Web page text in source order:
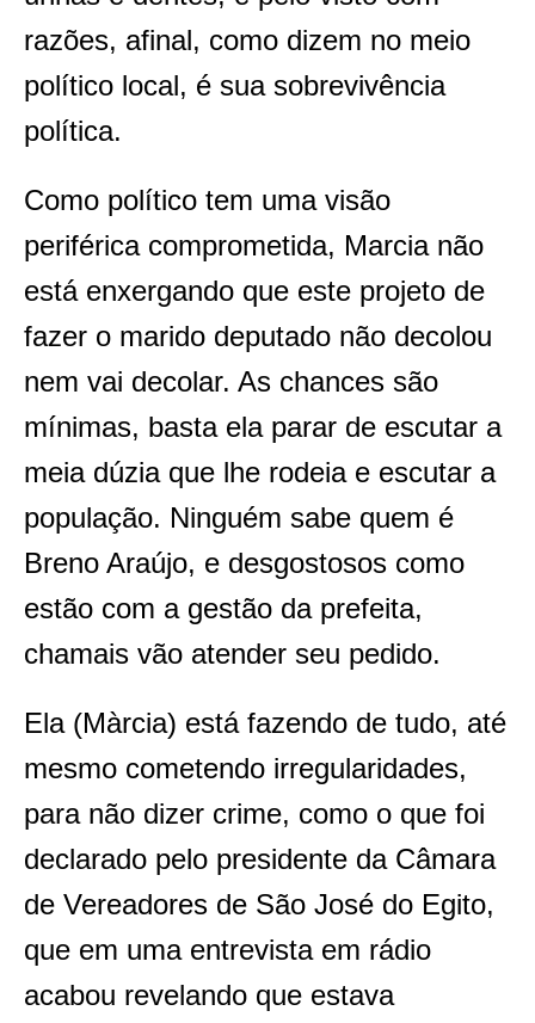
razões, afinal, como dizem no meio
político local, é sua sobrevivência
política.
Como político tem uma visão
periférica comprometida, Marcia não
está enxergando que este projeto de
fazer o marido deputado não decolou
nem vai decolar. As chances são
mínimas, basta ela parar de escutar a
meia dúzia que lhe rodeia e escutar a
população. Ninguém sabe quem é
Breno Araújo, e desgostosos como
estão com a gestão da prefeita,
chamais vão atender seu pedido.
Ela (Màrcia) está fazendo de tudo, até
mesmo cometendo irregularidades,
para não dizer crime, como o que foi
declarado pelo presidente da Câmara
de Vereadores de São José do Egito,
que em uma entrevista em rádio
acabou revelando que estava